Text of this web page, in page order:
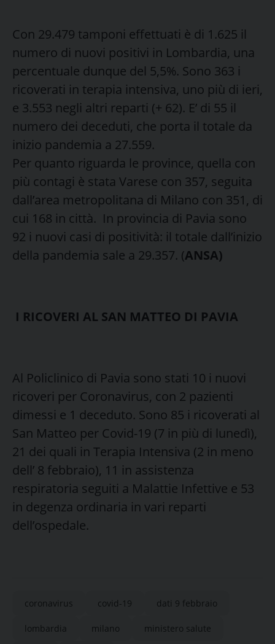
Con 29.479 tamponi effettuati è di 1.625 il
numero di nuovi positivi in Lombardia, una
percentuale dunque del 5,5%. Sono 363 i
ricoverati in terapia intensiva, uno più di ieri,
e 3.553 negli altri reparti (+ 62). E’ di 55 il
numero dei deceduti, che porta il totale da
inizio pandemia a 27.559.
Per quanto riguarda le province, quella con
più contagi è stata Varese con 357, seguita
dall’area metropolitana di Milano con 351, di
cui 168 in città. In provincia di Pavia sono
92 i nuovi casi di positività: il totale dall’inizio
della pandemia sale a 29.357. (ANSA)
I RICOVERI AL SAN MATTEO DI PAVIA
Al Policlinico di Pavia sono stati 10 i nuovi
ricoveri per Coronavirus, con 2 pazienti
dimessi e 1 deceduto. Sono 85 i ricoverati al
San Matteo per Covid-19 (7 in più di lunedì),
21 dei quali in Terapia Intensiva (2 in meno
dell’ 8 febbraio), 11 in assistenza
respiratoria seguiti a Malattie Infettive e 53
in degenza ordinaria in vari reparti
dell’ospedale.
coronavirus covid-19 dati 9 febbraio
lombardia milano ministero salute